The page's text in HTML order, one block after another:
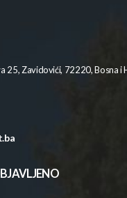
25, Zavidovići, 72220, Bosna i